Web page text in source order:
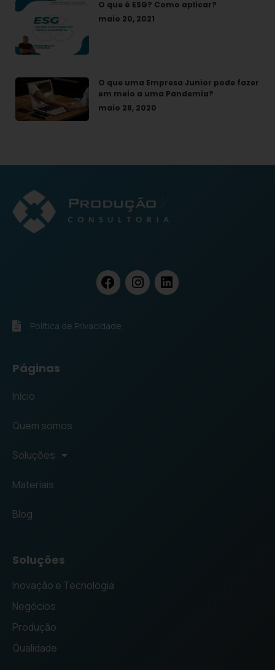
O que é ESG? Como aplicar?
maio 20, 2021
O que uma Empresa Junior pode fazer
em meio a uma Pandemia?
maio 28, 2020
Política de Privacidade
Páginas
Início
Quem somos
Soluções
Materiais
Blog
Soluções
Inovação e Tecnologia
Negócios
Produção
Qualidade